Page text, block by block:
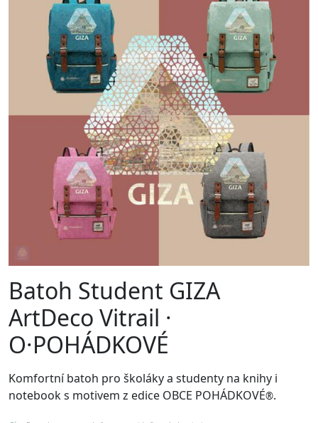
Batoh Student GIZA
ArtDeco Vitrail ·
O·POHÁDKOVÉ
Komfortní batoh pro školáky a studenty na knihy i
notebooks motivem z edice OBCE POHÁDKOVÉ®.